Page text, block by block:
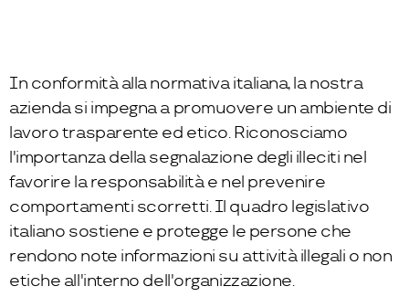
In conformità alla normativa italiana, la nostra
azienda si impegna a promuovere un ambiente di
lavoro trasparente ed etico. Riconosciamo
l'importanza della segnalazione degli illeciti nel
favorire la responsabilità e nel prevenire
comportamenti scorretti. Il quadro legislativo
italiano sostiene e protegge le persone che
rendono note informazioni su attività illegali o non
etiche all'interno dell'organizzazione.